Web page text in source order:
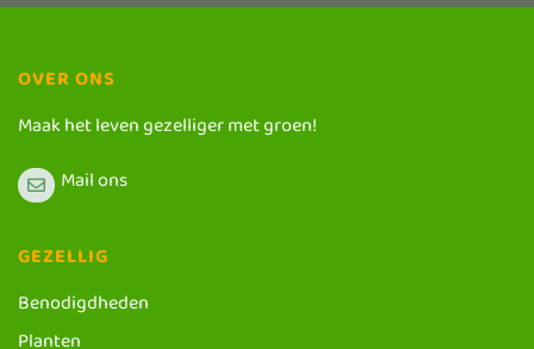
OVER ONS
Maak het leven gezelliger met groen!
Mail ons
GEZELLIG
Benodigdheden